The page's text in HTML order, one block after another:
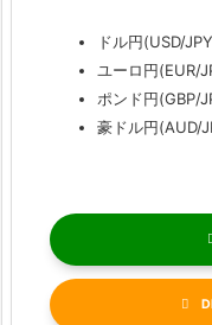
ドル円(USD/
ユーロ円(EUR/
ポンド円(GBP/
豪ドル円(AUD/